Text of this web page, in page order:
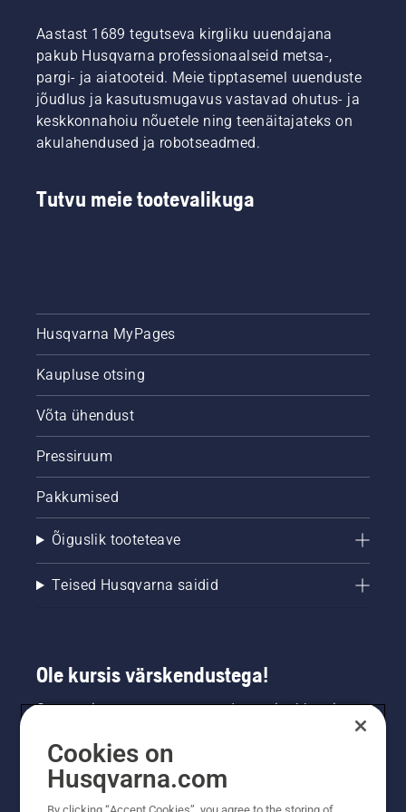
Aastast 1689 tegutseva kirgliku uuendajana
pakub Husqvarna professionaalseid metsa-,
pargi- ja aiatooteid. Meie tipptasemel uuenduste
jõudlus ja kasutusmugavus vastavad ohutus- ja
keskkonnahoiu nõuetele ning teenäitajateks on
akulahendused ja robotseadmed.
Tutvu meie tootevalikuga
Husqvarna MyPages
Kaupluse otsing
Võta ühendust
Pressiruum
Pakkumised
Õiguslik tooteteave
Teised Husqvarna saidid
Ole kursis värskendustega!
Saa uusimat teavet uute toodete, eripakkumiste
saamiseks siin.
Cookies on
Husqvarna.com